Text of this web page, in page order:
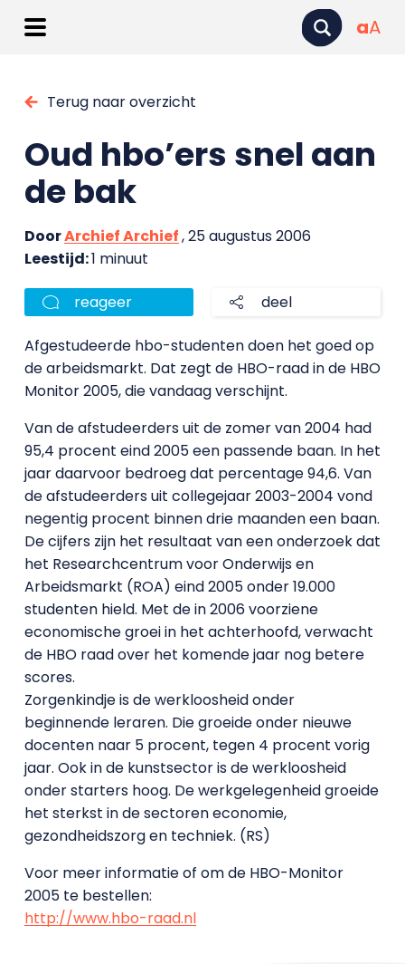
aA
Terug naar overzicht
Oud hbo’ers snel aan
de bak
DoorArchief Archief, 25 augustus 2006
Leestijd:1 minuut
reageer deel
Afgestudeerde hbo-studenten doen het goed op
de arbeidsmarkt. Dat zegt de HBO-raad in de HBO
Monitor 2005, die vandaag verschijnt.
Van de afstudeerders uit de zomer van 2004 had
95,4 procent eind 2005 een passende baan. In het
jaar daarvoor bedroeg dat percentage 94,6. Van
de afstudeerders uit collegejaar 2003-2004 vond
negentig procent binnen drie maanden een baan.
De cijfers zijn het resultaat van een onderzoek dat
het Researchcentrum voor Onderwijs en
Arbeidsmarkt (ROA) eind 2005 onder 19.000
studenten hield. Met de in 2006 voorziene
economische groei in het achterhoofd, verwacht
de HBO raad over het komende jaar nog betere
scores.
Zorgenkindje is de werkloosheid onder
beginnende leraren. Die groeide onder nieuwe
docenten naar 5 procent, tegen 4 procent vorig
jaar. Ook in de kunstsector is de werkloosheid
onder starters hoog. De werkgelegenheid groeide
het sterkst in de sectoren economie,
gezondheidszorg en techniek. (RS)
Voor meer informatie of om de HBO-Monitor
2005 te bestellen:
http://www.hbo-raad.nl